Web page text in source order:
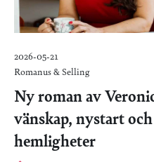
2026-05-21
Romanus & Selling
Ny roman av
vänskap, nystart
hemligheter